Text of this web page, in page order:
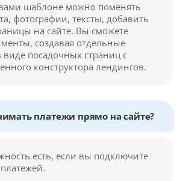
шаблоне можно поменять
фотографии, тексты, добавить
на сайте. Вы сможете
создавая отдельные
виде посадочных страниц с
конструктора лендингов.
платежи прямо на сайте?
есть, если вы подключите